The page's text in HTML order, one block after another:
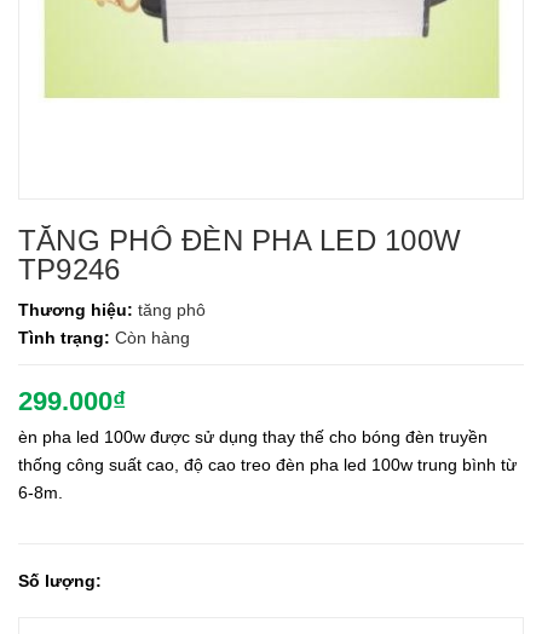
TĂNG PHÔ ĐÈN PHA LED 100W
TP9246
Thương hiệu: tăng phô
Tình trạng: Còn hàng
299.000₫
èn pha led 100w được sử dụng thay thế cho bóng đèn truyền
thống công suất cao, độ cao treo đèn pha led 100w trung bình từ
6-8m.
Số lượng: